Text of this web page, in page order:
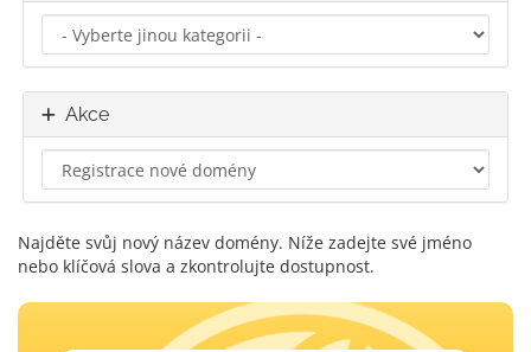
Akce
Najděte svůj nový název domény. Níže zadejte své jméno
nebo klíčová slova a zkontrolujte dostupnost.